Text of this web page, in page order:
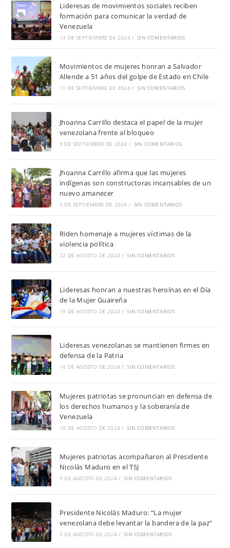
Lideresas de movimientos sociales reciben
formación para comunicar la verdad de
Venezuela
13 DE SEPTIEMBRE DE 2024 / SIN COMENTARIOS
Movimientos de mujeres honran a Salvador
Allende a 51 años del golpe de Estado en Chile
11 DE SEPTIEMBRE DE 2024 / SIN COMENTARIOS
Jhoanna Carrillo destaca el papel de la mujer
venezolana frente al bloqueo
9 DE SEPTIEMBRE DE 2024 / SIN COMENTARIOS
Jhoanna Carrillo afirma que las mujeres
indígenas son constructoras incansables de un
nuevo amanecer
5 DE SEPTIEMBRE DE 2024 / SIN COMENTARIOS
Riden homenaje a mujeres víctimas de la
violencia política
22 DE AGOSTO DE 2024 / SIN COMENTARIOS
Lideresas honran a nuestras heroínas en el Día
de la Mujer Guaireña
19 DE AGOSTO DE 2024 / SIN COMENTARIOS
Lideresas venezolanas se mantienen firmes en
defensa de la Patria
14 DE AGOSTO DE 2024 / SIN COMENTARIOS
Mujeres patriotas se pronuncian en defensa de
los derechos humanos y la soberanía de
Venezuela
10 DE AGOSTO DE 2024 / SIN COMENTARIOS
Mujeres patriotas acompañaron al Presidente
Nicolás Maduro en el TSJ
9 DE AGOSTO DE 2024 / SIN COMENTARIOS
Presidente Nicolás Maduro: “La mujer
venezolana debe levantar la bandera de la paz”
3 DE AGOSTO DE 2024 / SIN COMENTARIOS